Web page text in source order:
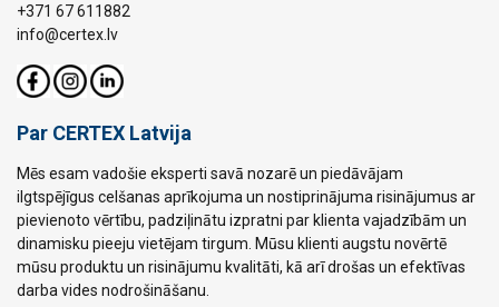
+371 67 611882
info@certex.lv
Par CERTEX Latvija
Mēs esam vadošie eksperti savā nozarē un piedāvājam
ilgtspējīgus celšanas aprīkojuma un nostiprinājuma risinājumus ar
pievienoto vērtību, padziļinātu izpratni par klienta vajadzībām un
dinamisku pieeju vietējam tirgum. Mūsu klienti augstu novērtē
mūsu produktu un risinājumu kvalitāti, kā arī drošas un efektīvas
darba vides nodrošināšanu.